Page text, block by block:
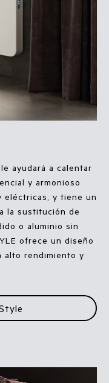
ayudará a calentar
y armonioso
eléctricas, y tiene un
la sustitución de
o aluminio sin
ofrece un diseño
alto rendimiento y